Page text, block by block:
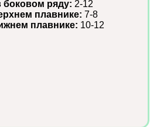
боковом ряду: 2-12
плавнике: 7-8
плавнике: 10-12